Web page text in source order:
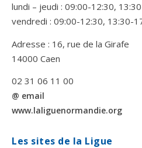
lundi – jeudi : 09:00-12:30,
vendredi : 09:00-12:30, 13:30-
Adresse : 16, rue de la Girafe
14000 Caen
02 31 06 11 00
@ email
www.laliguenormandie.org
Les sites de la Ligue